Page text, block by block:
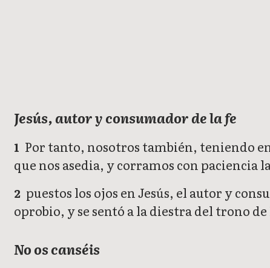
Jesús, autor y consumador de la fe
1 Por tanto, nosotros también, teniendo
que nos asedia, y corramos con paciencia
2 puestos los ojos en Jesús, el autor y
oprobio, y se sentó a la diestra del trono de
No os canséis